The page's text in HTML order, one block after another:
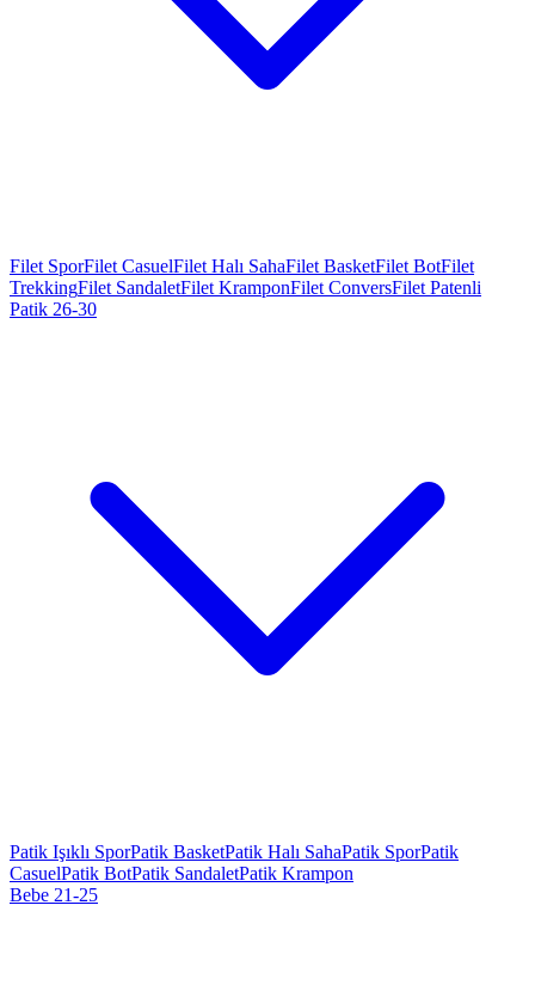
Filet SporFilet CasuelFilet Halı SahaFilet BasketFilet BotFilet
TrekkingFilet SandaletFilet KramponFilet ConversFilet Patenli
Patik 26-30
Patik Işıklı SporPatik BasketPatik Halı SahaPatik SporPatik
CasuelPatik BotPatik SandaletPatik Krampon
Bebe 21-25